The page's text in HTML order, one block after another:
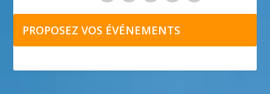
PROPOSEZ VOS ÉVÉNEMENTS